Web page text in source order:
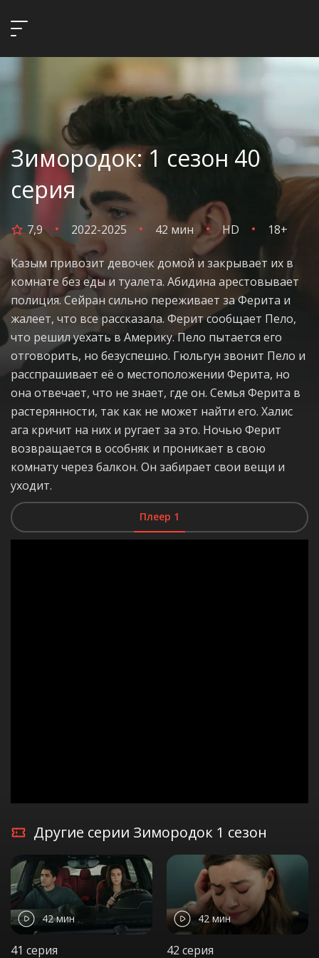
Зимородок: 1 сезон 40
серия
7,9 2022-2025 42 мин HD 18+
Казым привозит девочек домой и закрывает их в
комнате без еды и туалета. Абидина арестовывает
полиция. Сейран сильно переживает за Ферита и
жалеет, что все рассказала. Ферит сообщает Пело,
что решил уехать в Америку. Пело пытается его
отговорить, но безуспешно. Гюльгун звонит Пело и
расспрашивает её о местоположении Ферита, но
она отвечает, что не знает, где он. Семья Ферита в
растерянности, так как не может найти его. Халис
ага кричит на них и ругает за это. Ночью Ферит
возвращается в особняк и проникает в свою
комнату через балкон. Он забирает свои вещи и
уходит.
Плеер 1
Другие серии Зимородок 1 сезон
42 мин
41 серия
42 мин
42 серия